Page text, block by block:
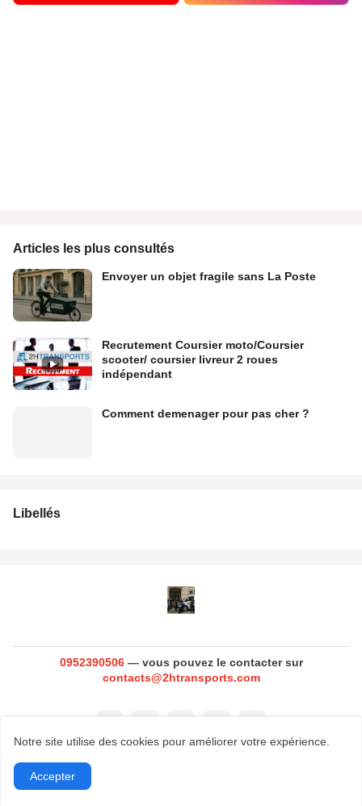
Articles les plus consultés
Envoyer un objet fragile sans La Poste
Recrutement Coursier moto/Coursier
scooter/ coursier livreur 2 roues
indépendant
Comment demenager pour pas cher ?
Libellés
0952390506— vous pouvez le contacter sur
contacts@2htransports.com
Notre site utilise des cookies pour améliorer votre expérience.
Accepter